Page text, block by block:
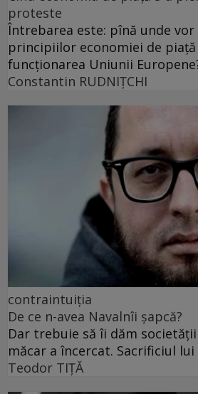
proteste
Întrebarea este: pînă unde
principiilor economiei de
funcționarea Uniunii
Constantin RUDNIŢCHI
contraintuiția
De ce n-avea Navalnîi șapcă?
Dar trebuie să îi dăm
măcar a încercat. Sacrificiul lui
Teodor TIŢĂ